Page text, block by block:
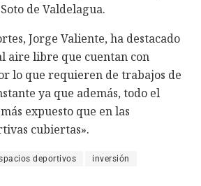
de Valdelagua.
Jorge Valiente, ha destacado
aire libre que cuentan con
lo que requieren de trabajos de
ya que además, todo el
expuesto que en las
cubiertas».
deportivos inversión